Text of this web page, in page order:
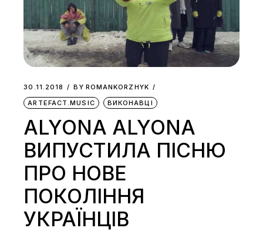
30.11.2018 BY ROMANKORZHYK
ARTEFACT.MUSIC
ВИКОНАВЦІ
ALYONA ALYONA
ВИПУСТИЛА ПІСНЮ
ПРО НОВЕ
ПОКОЛІННЯ
УКРАЇНЦІВ